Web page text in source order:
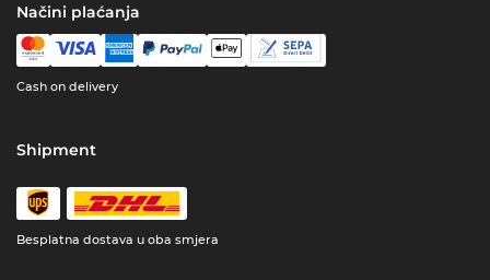
Načini plaćanja
Cash on delivery
Shipment
Besplatna dostava u oba smjera